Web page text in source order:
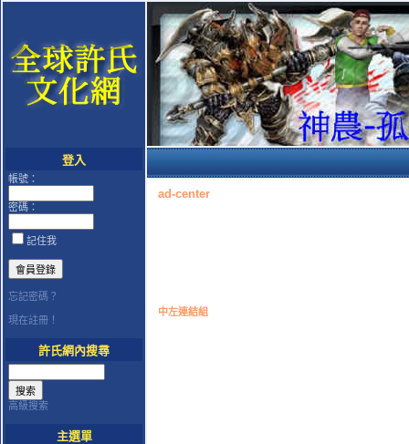
登入
帳號：
密碼：
記住我
忘記密碼？
現在註冊！
許氏網內搜尋
高級搜索
主選單
ad-center
中左連結組